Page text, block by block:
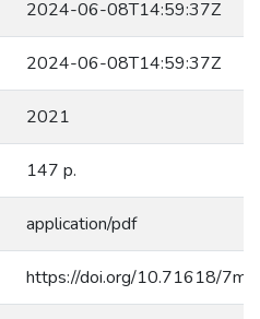
2024-06-08T14:59:37Z
2024-06-08T14:59:37Z
2021
147 p.
application/pdf
https://doi.org/10.71618/